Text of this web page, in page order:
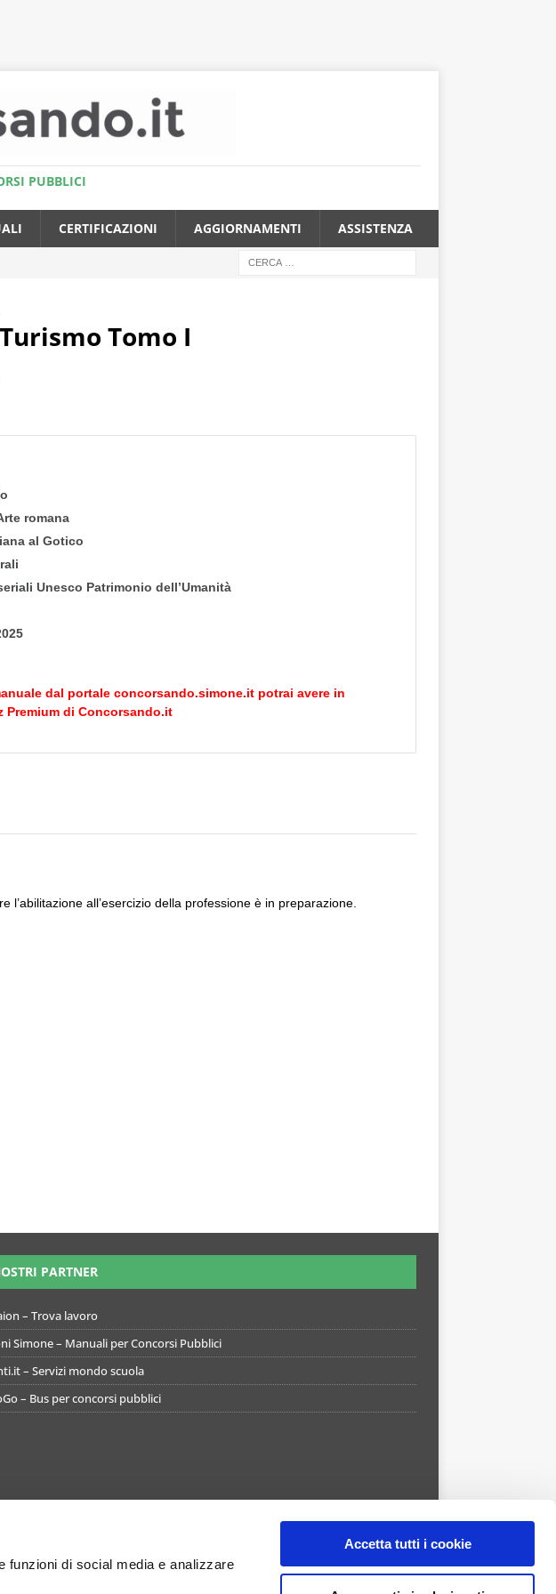
funzioni di social media e analizzare
Accetta tutti i cookie
PUBBLICI
CERTIFICAZIONI AGGIORNAMENTI ASSISTENZA
Tomo I
romana
al Gotico
Unesco Patrimonio dell’Umanità
dal portale concorsando.simone.itpotrai avere in
Premium di Concorsando.it
l’abilitazione all’esercizio della professione è in preparazione.
PARTNER
– Trova lavoro
Simone – Manuali per Concorsi Pubblici
– Servizi mondo scuola
– Bus per concorsi pubblici